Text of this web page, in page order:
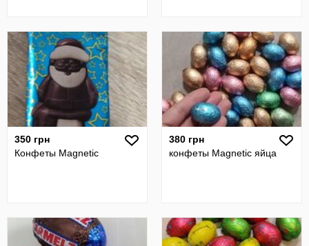
350 грн
Конфеты Magnetic
380 грн
конфеты Magnetic яйца